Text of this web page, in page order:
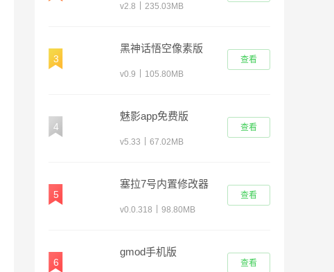
v2.8 235.03MB
3
黑神话悟空像素版
v0.9 105.80MB
查看
4
魅影app免费版
v5.33 67.02MB
查看
5
塞拉7号内置修改器
v0.0.318 98.80MB
查看
6
gmod手机版
查看